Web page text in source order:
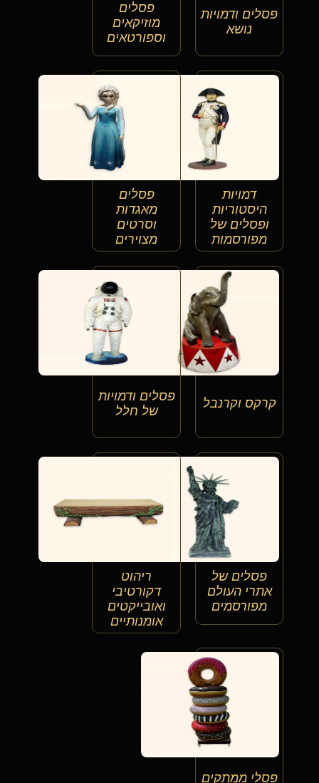
פסלים ודמויות
נושא
פסלים
מוזיקאים
וספורטאים
דמויות
היסטוריות
ופסלים של
מפורסמות
פסלים
מאגדות
וסרטים
מצוירים
קרקס וקרנבל
פסלים ודמויות
של חלל
פסלים של
אתרי העולם
מפורסמים
ריהוט
דקורטיבי
ואובייקטים
אומנותיים
פסלי ממתקים